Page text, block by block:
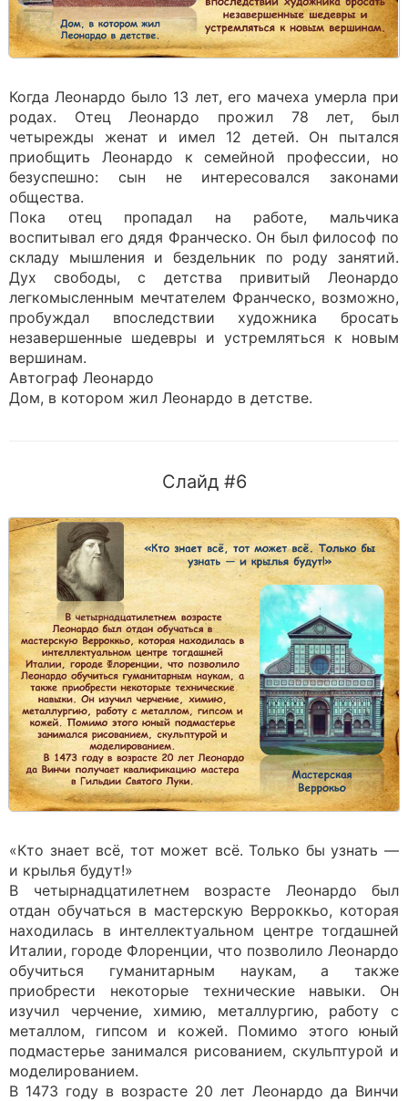
Когда Леонардо было 13 лет, его мачеха умерла при
родах. Отец Леонардо прожил 78 лет, был
четырежды женат и имел 12 детей. Он пытался
приобщить Леонардо к семейной профессии, но
безуспешно: сын не интересовался законами
общества.
Пока отец пропадал на работе, мальчика
воспитывал его дядя Франческо. Он был философ по
складу мышления и бездельник по роду занятий.
Дух свободы, с детства привитый Леонардо
легкомысленным мечтателем Франческо, возможно,
пробуждал впоследствии художника бросать
незавершенные шедевры и устремляться к новым
вершинам.
Автограф Леонардо
Дом, в котором жил Леонардо в детстве.
Слайд #6
«Кто знает всё, тот может всё. Только бы узнать —
и крылья будут!»
В четырнадцатилетнем возрасте Леонардо был
отдан обучаться в мастерскую Верроккьо, которая
находилась в интеллектуальном центре тогдашней
Италии, городе Флоренции, что позволило Леонардо
обучиться гуманитарным наукам, а также
приобрести некоторые технические навыки. Он
изучил черчение, химию, металлургию, работу с
металлом, гипсом и кожей. Помимо этого юный
подмастерье занимался рисованием, скульптурой и
моделированием.
В 1473 году в возрасте 20 лет Леонардо да Винчи